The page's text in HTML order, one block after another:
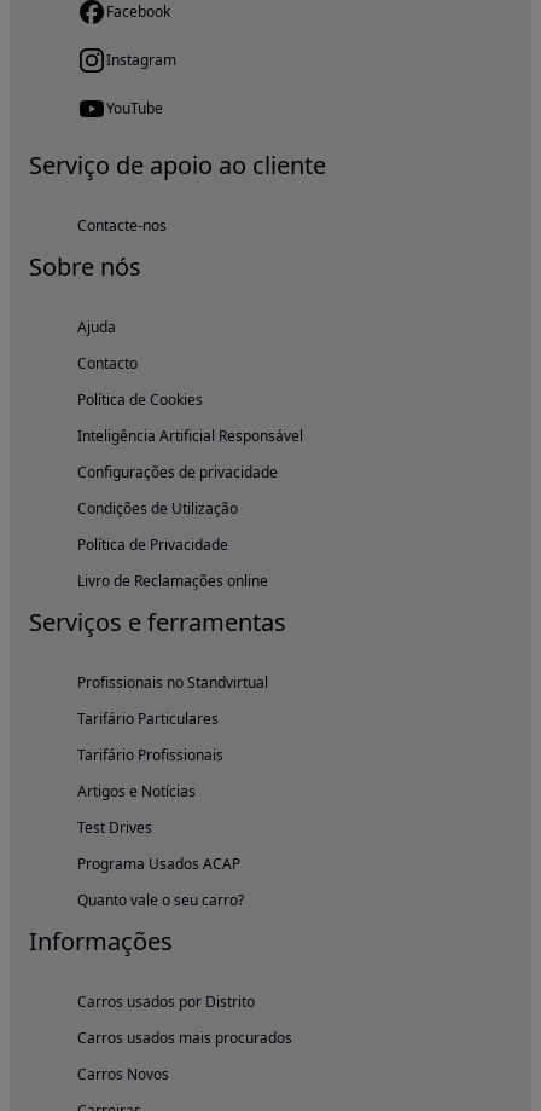
Facebook
Instagram
YouTube
Serviço de apoio ao cliente
Contacte-nos
Sobre nós
Ajuda
Contacto
Política de Cookies
Inteligência Artificial Responsável
Configurações de privacidade
Condições de Utilização
Política de Privacidade
Livro de Reclamações online
Serviços e ferramentas
Profissionais no Standvirtual
Tarifário Particulares
Tarifário Profissionais
Artigos e Notícias
Test Drives
Programa Usados ACAP
Quanto vale o seu carro?
Informações
Carros usados por Distrito
Carros usados mais procurados
Carros Novos